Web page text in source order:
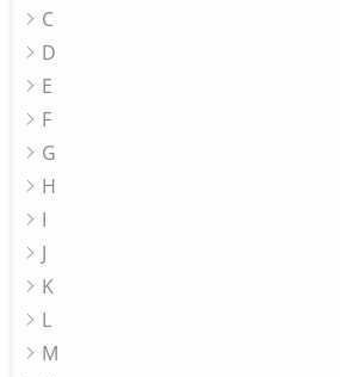
C
D
E
F
G
H
I
J
K
L
M